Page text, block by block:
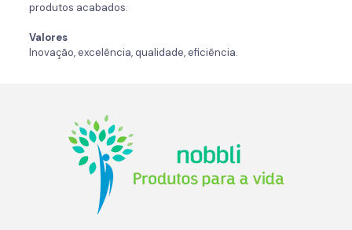
produtos acabados.
Valores
Inovação, excelência, qualidade, eficiência.